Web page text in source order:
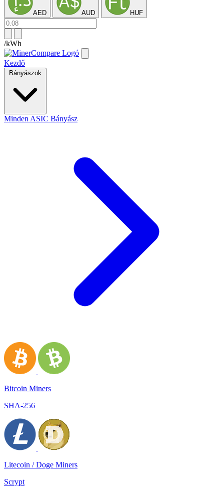
AED AUD HUF
/kWh
Kezdő
Bányászok
Minden ASIC Bányász
Bitcoin Miners
SHA-256
Litecoin / Doge Miners
Scrypt